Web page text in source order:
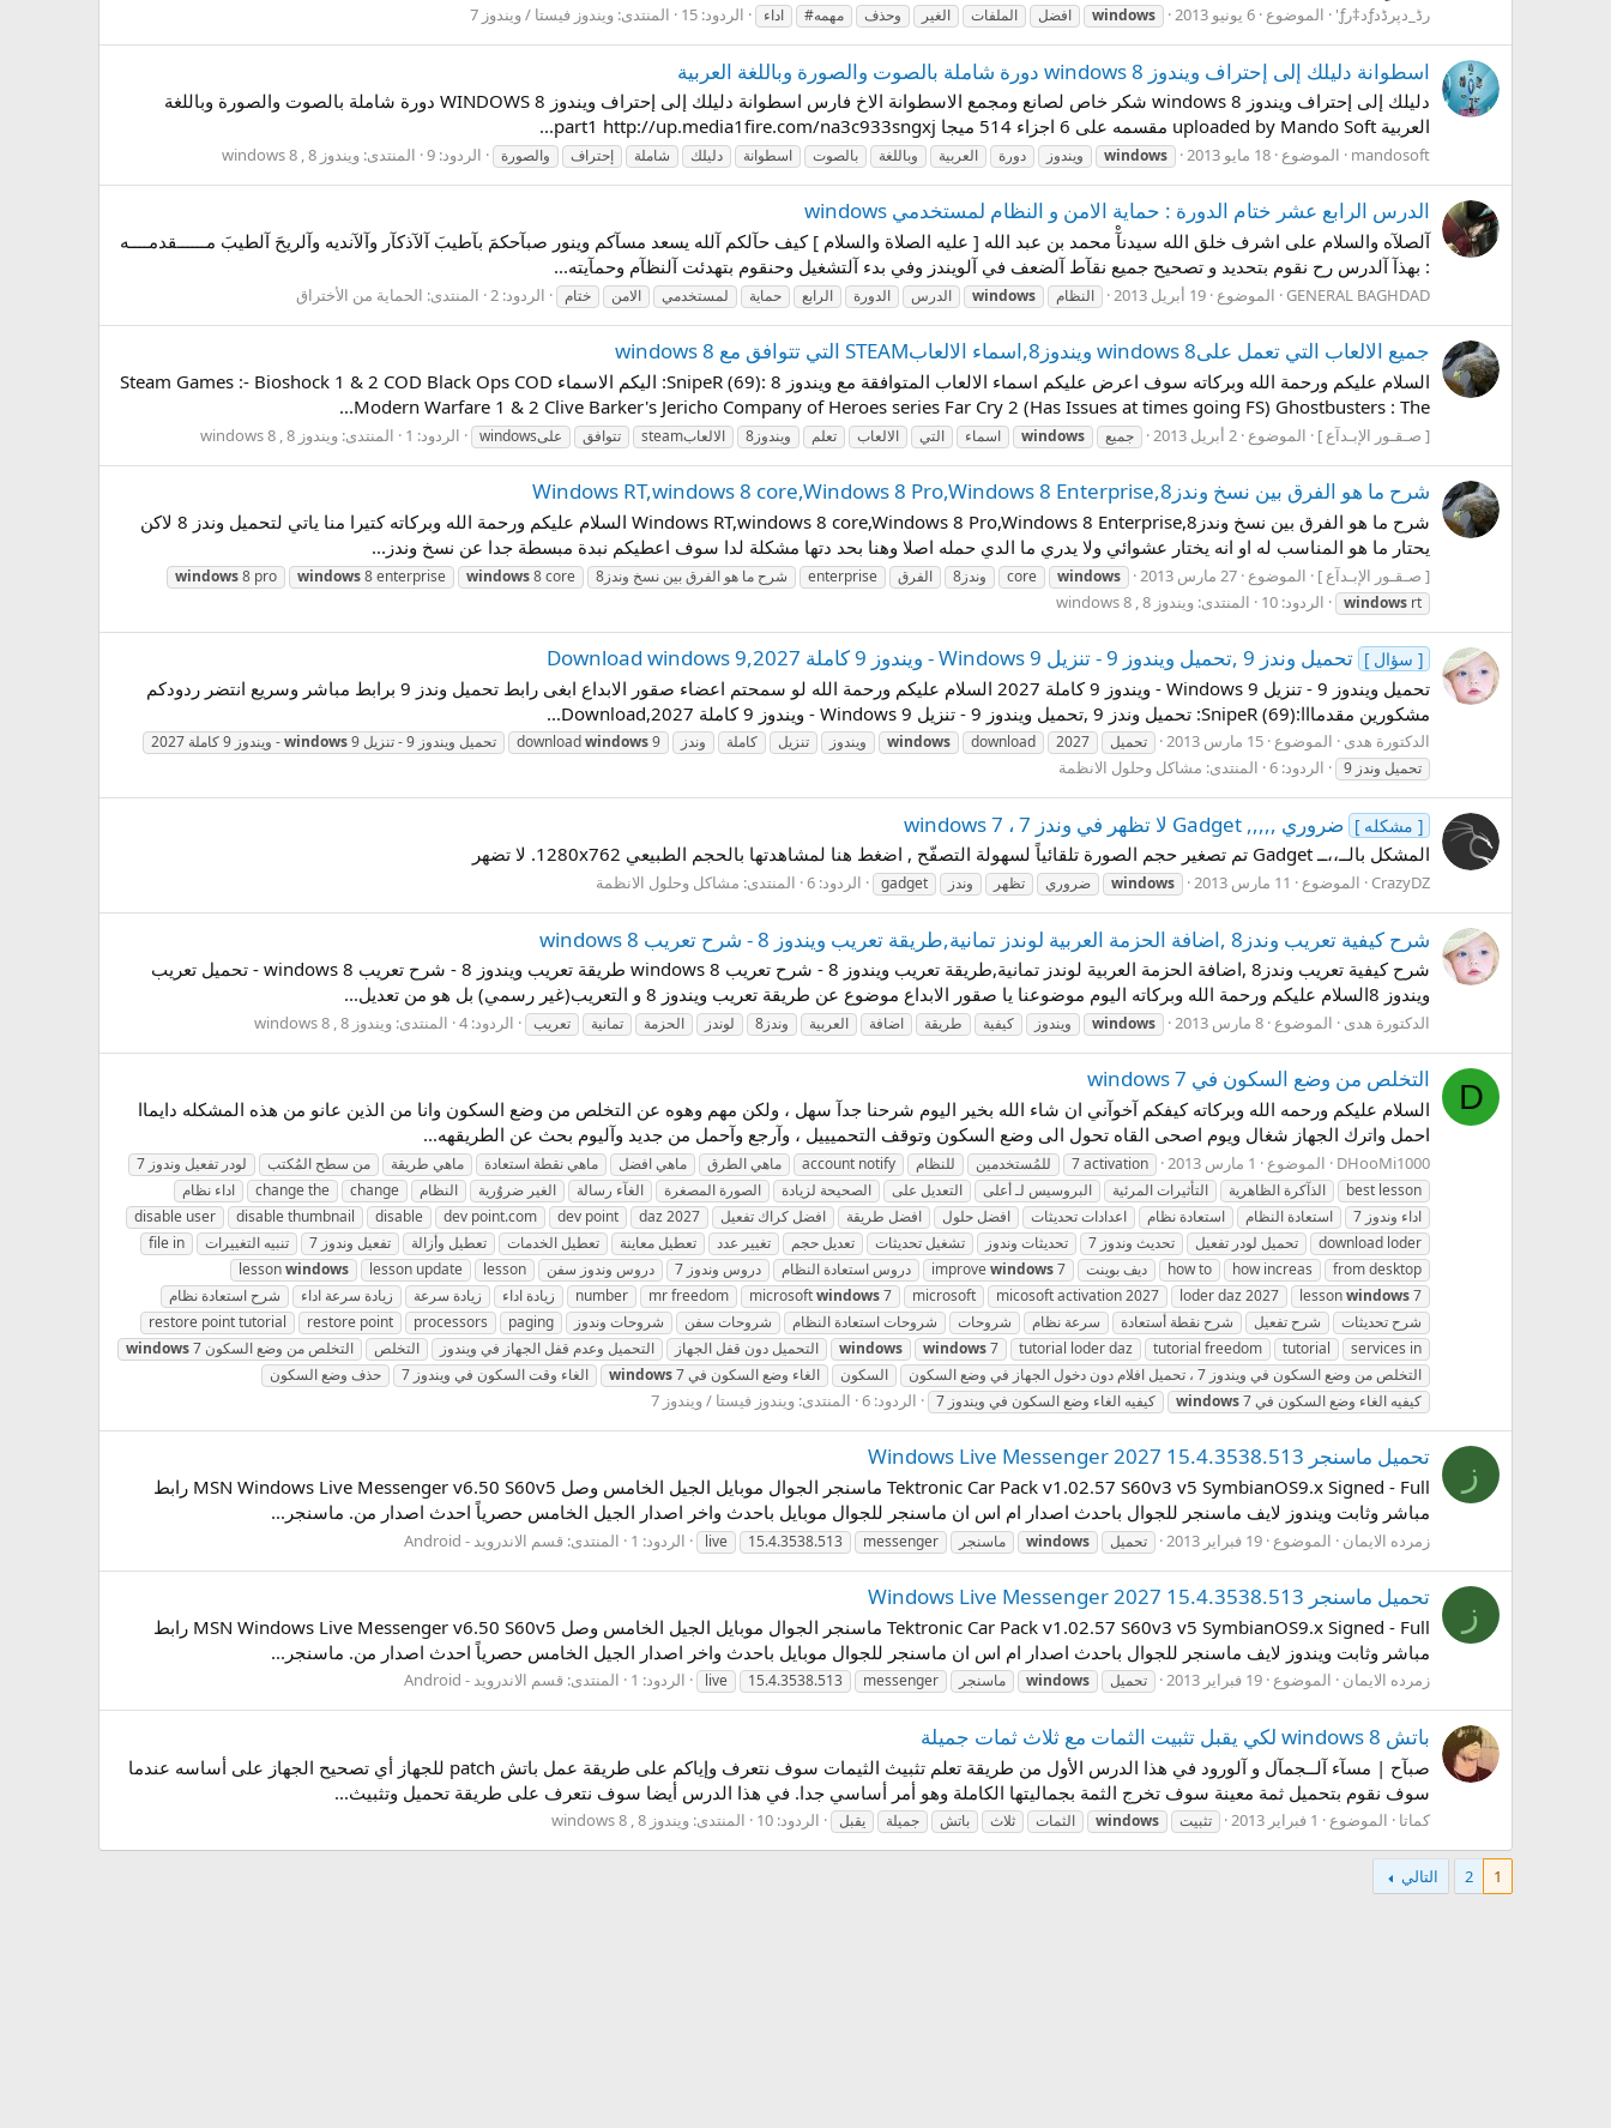
رڈ_دپرڈدƒد‡رƒ' الموضوع 6 يونيو 2013 windows افضل الملفات الغير وحذف مهمه# اداء الردود: 15 المنتدى: ويندوز فيستا / ويندوز 7
اسطوانة دليلك إلى إحتراف ويندوز 8 windows دورة شاملة بالصوت والصورة وباللغة العربية
دليلك إلى إحتراف ويندوز 8 windows شكر خاص لصانع ومجمع الاسطوانة الاخ فارس اسطوانة دليلك إلى إحتراف ويندوز 8 WINDOWS دورة شاملة بالصوت والصورة وباللغة
العربية uploaded by Mando Soft مقسمه على 6 اجزاء 514 ميجا part1 http://up.media1fire.com/na3c933sngxj...
mandosoft الموضوع 18 مايو 2013 windows ويندوز دورة العربية وباللغة بالصوت اسطوانة دليلك شاملة إحتراف والصورة الردود: 9 المنتدى: ويندوز 8 , windows 8
الدرس الرابع عشر ختام الدورة : حماية الامن و النظام لمستخدمي windows
آلصلآه والسلام على اشرف خلق الله سيدنآْ محمد بن عبد الله [ عليه الصلاة والسلام ] كيف حآلكم آلله يسعد مسآكم وينور صبآحكمَ بآطيبَ آلآذكآر وآلآنديه وآلريحَ آلطيبَ مــــــقدمــــه
: بهذآ آلدرس رح نقوم بتحديد و تصحيح جميع نقآط آلضعف في آلويندز وفي بدء آلتشغيل وحنقوم بتهدئت آلنظآم وحمآيته...
GENERAL BAGHDAD الموضوع 19 أبريل 2013 النظام windows الدرس الدورة الرابع حماية لمستخدمي الامن ختام الردود: 2 المنتدى: الحماية من الأختراق
جميع الالعاب التي تعمل علىwindows 8 ويندوز8,اسماء الالعابSTEAM التي تتوافق مع windows 8
السلام عليكم ورحمة الله وبركاته سوف اعرض عليكم اسماء الالعاب المتوافقة مع ويندوز 8 :SnipeR (69): اليكم الاسماء Steam Games :- Bioshock 1 & 2 COD Black Ops COD
Modern Warfare 1 & 2 Clive Barker's Jericho Company of Heroes series Far Cry 2 (Has Issues at times going FS) Ghostbusters : The...
[ صـقـور الإبـدآع ] الموضوع 2 أبريل 2013 جميع windows اسماء التي الالعاب تعلم ويندوز8 الالعابsteam تتوافق علىwindows الردود: 1 المنتدى: ويندوز 8 , windows 8
شرح ما هو الفرق بين نسخ وندز8,Windows RT,windows 8 core,Windows 8 Pro,Windows 8 Enterprise
شرح ما هو الفرق بين نسخ وندز8,Windows RT,windows 8 core,Windows 8 Pro,Windows 8 Enterprise السلام عليكم ورحمة الله وبركاته كتيرا منا ياتي لتحميل وندز 8 لاكن
يحتار ما هو المناسب له او انه يختار عشوائي ولا يدري ما الدي حمله اصلا وهنا بحد دتها مشكلة لدا سوف اعطيكم نبدة مبسطة جدا عن نسخ وندز...
[ صـقـور الإبـدآع ] الموضوع 27 مارس 2013 windows
core وندز8 الفرق enterprise شرح ما هو الفرق بين نسخ وندز8 windows8 core
windows8 enterprise
windows8 pro
windows rt الردود: 10 المنتدى: ويندوز 8 , windows 8
[ سؤال ] تحميل وندز 9 ,تحميل ويندوز 9 - تنزيل Windows 9 - ويندوز 9 كاملة 2027,Download windows 9
تحميل ويندوز 9 - تنزيل Windows 9 - ويندوز 9 كاملة 2027 السلام عليكم ورحمة الله لو سمحتم اعضاء صقور الابداع ابغى رابط تحميل وندز 9 برابط مباشر وسريع انتضر ردودكم
مشكورين مقدمااا:SnipeR (69): تحميل وندز 9 ,تحميل ويندوز 9 - تنزيل Windows 9 - ويندوز 9 كاملة 2027,Download...
الدكتورة هدى الموضوع 15 مارس 2013 تحميل 2027
download
windows ويندوز تنزيل كاملة وندز downloadwindows9 تحميل ويندوز 9 - تنزيل windows9 - ويندوز 9 كاملة 2027
تحميل وندز 9
الردود: 6 المنتدى: مشاكل وحلول الانظمة
[ مشكله ] ضروري ,,,,, Gadget لا تظهر في وندز 7 ، windows 7
المشكل بالــ،،ــ Gadget تم تصغير حجم الصورة تلقائياً لسهولة التصفّح , اضغط هنا لمشاهدتها بالحجم الطبيعي 1280x762. لا تضهر
CrazyDZ الموضوع 11 مارس 2013 windows ضروري تظهر وندز gadget الردود: 6 المنتدى: مشاكل وحلول الانظمة
شرح كيفية تعريب وندز8 ,اضافة الحزمة العربية لوندز تمانية,طريقة تعريب ويندوز 8 - شرح تعريب windows 8
شرح كيفية تعريب وندز8 ,اضافة الحزمة العربية لوندز تمانية,طريقة تعريب ويندوز 8 - شرح تعريب windows 8 طريقة تعريب ويندوز 8 - شرح تعريب windows 8 - تحميل تعريب
ويندوز 8السلام عليكم ورحمة الله وبركاته اليوم موضوعنا يا صقور الابداع موضوع عن طريقة تعريب ويندوز 8 و التعريب(غير رسمي) بل هو من تعديل...
الدكتورة هدى الموضوع 8 مارس 2013 windows ويندوز كيفية طريقة اضافة العربية وندز8 لوندز الحزمة تمانية تعريب الردود: 4 المنتدى: ويندوز 8 , windows 8
D التخلص من وضع السكون في windows 7
السلام عليكم ورحمه الله وبركاته كيفكم آخوآني ان شاء الله بخير اليوم شرحنا جدآ سهل ، ولكن مهم وهوه عن التخلص من وضع السكون وانا من الذين عانو من هذه المشكله دايماا
احمل واترك الجهاز شغال ويوم اصحى القاه تحول الى وضع السكون وتوقف التحميييل ، وآرجع وآحمل من جديد وآليوم بحث عن الطريقهه...
DHooMi1000 الموضوع 1 مارس 2013 7 activation للمُستخدمين للنظام account notify ماهي الطرق ماهي افضل ماهي نقطة استعادة ماهي طريقة من سطح المُكتب
لودر تفعيل وندوز 7
best lesson
الذآكرة الظاهرية التأثيرات المرئية البروسيس لـ أعلى التعديل على الصحيحة لزيادة الصورة المصغرة الغآء رسالة الغير ضروُرية النظام change
change the
اداء نظام
اداء وندوز 7
استعادة النظام استعادة نظام اعدادات تحديثات افضل حلول افضل طريقة افضل كراك تفعيل daz 2027
dev point
dev point.com
disable
disable thumbnail
disable user
download loder
تحميل لودر تفعيل تحديث وندوز 7 تحديثات وندوز تشغيل تحديثات تعديل حجم تغيير عدد تعطيل معاينة تعطيل الخدمات تعطيل وأزالة تفعيل وندوز 7 تنبيه التغييرات
file in
from desktop
how increas
how to ديف بوينت improvewindows7 دروس استعادة النظام دروس وندوز 7 دروس وندوز سفن lesson
lesson update
lessonwindows
lessonwindows7
loder daz 2027
micosoft activation 2027
microsoft
microsoftwindows7
mr freedom
number زيادة اداء زيادة سرعة زيادة سرعة اداء
شرح استعادة نظام
شرح تحديثات
شرح تفعيل شرح نقطة أستعادة سرعة نظام شروحات شروحات استعادة النظام شروحات سفن شروحات وندوز paging
processors
restore point
restore point tutorial
services in
tutorial
tutorial freedom
tutorial loder daz
windows7
windows التحميل دون قفل الجهاز التحميل وعدم قفل الجهاز في ويندوز التخلص التخلص من وضع السكون windows7
التخلص من وضع السكون في ويندوز 7 ، تحميل افلام دون دخول الجهاز في وضع السكون
السكون الغاء وضع السكون في windows7 الغاء وقت السكون في ويندوز 7
حذف وضع السكون
كيفيه الغاء وضع السكون في
windows7 كيفيه الغاء وضع السكون في ويندوز 7 الردود: 6 المنتدى: ويندوز فيستا / ويندوز 7
ز تحميل ماسنجر Windows Live Messenger 2027 15.4.3538.513
Tektronic Car Pack v1.02.57 S60v3 v5 SymbianOS9.x Signed - Full ماسنجر الجوال موبايل الجيل الخامس وصل MSN Windows Live Messenger v6.50 S60v5 رابط
مباشر وثابت ويندوز لايف ماسنجر للجوال باحدث اصدار ام اس ان ماسنجر للجوال موبايل باحدث واخر اصدار الجيل الخامس حصرياً احدث اصدار من. ماسنجر...
زمرده الايمان الموضوع 19 فبراير 2013 تحميل windows ماسنجر messenger
15.4.3538.513
live الردود: 1 المنتدى: قسم الاندرويد - Android
ز تحميل ماسنجر Windows Live Messenger 2027 15.4.3538.513
Tektronic Car Pack v1.02.57 S60v3 v5 SymbianOS9.x Signed - Full ماسنجر الجوال موبايل الجيل الخامس وصل MSN Windows Live Messenger v6.50 S60v5 رابط
مباشر وثابت ويندوز لايف ماسنجر للجوال باحدث اصدار ام اس ان ماسنجر للجوال موبايل باحدث واخر اصدار الجيل الخامس حصرياً احدث اصدار من. ماسنجر...
زمرده الايمان الموضوع 19 فبراير 2013 تحميل windows ماسنجر messenger
15.4.3538.513
live الردود: 1 المنتدى: قسم الاندرويد - Android
باتش windows 8 لكي يقبل تثبيت الثمات مع ثلاث ثمات جميلة
صبآح | مسآء آلــجمآل و آلورود في هذا الدرس الأول من طريقة تعلم تثبيث الثيمات سوف نتعرف وإياكم على طريقة عمل باتش patch للجهاز أي تصحيح الجهاز على أساسه عندما
سوف نقوم بتحميل ثمة معينة سوف تخرج الثمة بجماليتها الكاملة وهو أمر أساسي جدا. في هذا الدرس أيضا سوف نتعرف على طريقة تحميل وتثبيث...
كماتا الموضوع 1 فبراير 2013 تثبيت windows الثمات ثلاث باتش جميلة يقبل الردود: 10 المنتدى: ويندوز 8 , windows 8
1
2 التالي